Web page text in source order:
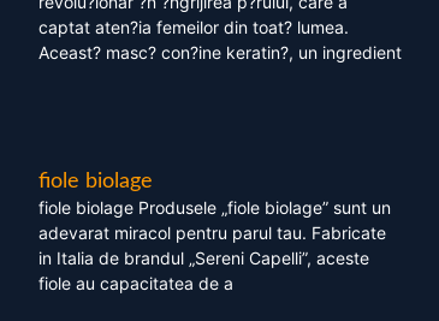
captat aten?ia femeilor din toat? lumea.
Aceast? masc? con?ine keratin?, un ingredient
fiole biolage
fiole biolage Produsele „fiole biolage” sunt un
adevarat miracol pentru parul tau. Fabricate
in Italia de brandul „Sereni Capelli”, aceste
fiole au capacitatea de a